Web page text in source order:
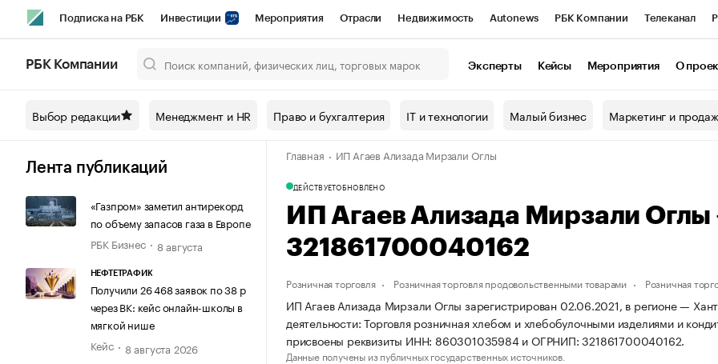
Подписка на РБК Инвестиции Мероприятия Отрасли Недвижимость Autonews РБК Компании Телеканал
Спецпроекты СПб Конференции СПб Спецпроекты Проверка контрагентов
Технологии и медиа Рынок наличной валюты
РБК Компании Эксперты Кейсы Мероприятия О
Выбор редакции Менеджмент и HR Право и бухгалтерия IT и технологии Малый бизнес Маркетинг и
Лента публикаций
«Газпром» заметил антирекорд
по объему запасов газа в Европе
РБК Бизнес
8 августа
НЕФТЕТРАФИК
Получили 26 468 заявок по 38 р
через ВК: кейс онлайн-школы в
мягкой нише
Кейс
8 августа 2026
Главная ИП Агаев Ализада Мирзали Оглы
ДЕЙСТВУЕТОБНОВЛЕНО
ИП Агаев Ализада Мирзали
321861700040162
Розничная торговля Розничная торговля продовольственными товарами Розничная
ИП Агаев Ализада Мирзали Оглы зарегистрирован 02.06.2021, в регионе —
деятельности: Торговля розничная хлебом и хлебобулочными изделиями и
присвоены реквизиты ИНН: 860301035984 и ОГРНИП: 321861700040162.
Данные получены из публичных государственных источников.